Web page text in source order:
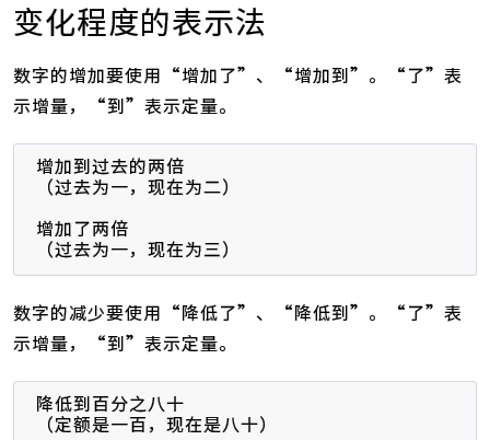
变化程度的表示法
数字的增加要使用“增加了”、“增加到”。“了”表
示增量，“到”表示定量。
增加到过去的两倍
（过去为一，现在为二）
增加了两倍
（过去为一，现在为三）
数字的减少要使用“降低了”、“降低到”。“了”表
示增量，“到”表示定量。
降低到百分之八十
（定额是一百，现在是八十）